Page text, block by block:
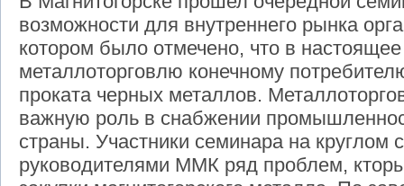
возможности для внутреннего рынка
котором было отмечено, что в
металлоторговлю конечному
проката черных металлов.
важную роль в снабжении
страны. Участники семинара на круглом
руководителями ММК ряд проблем,